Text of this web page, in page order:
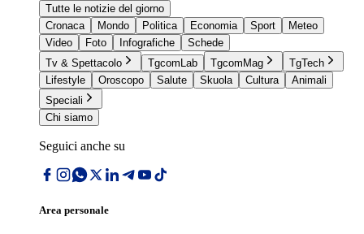
Tutte le notizie del giorno
Cronaca
Mondo Politica Economia Sport
Meteo
Video
Foto Infografiche
Schede
Tv & Spettacolo
TgcomLab TgcomMag
TgTech
Lifestyle
Oroscopo Salute Skuola Cultura
Animali
Speciali
Chi siamo
Seguici anche su
Area personale